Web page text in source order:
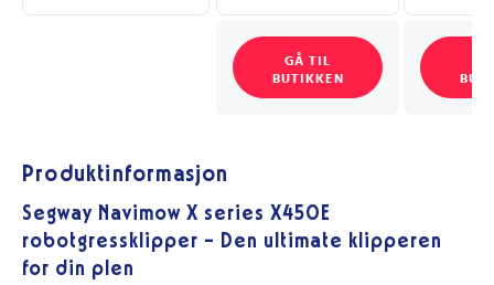
GÅ TIL
BUTIKKEN
Produktinformasjon
Segway Navimow X series X450E
robotgressklipper - Den ultimate klipperen
for din plen